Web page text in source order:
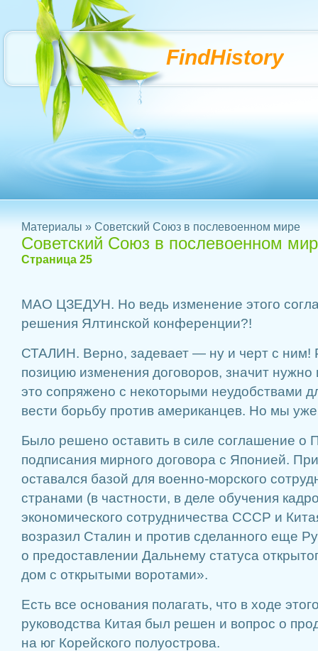
FindHistory
Материалы » Советский Союз в послевоенном мире
Советский Союз в послевоенном
Страница 25
МАО ЦЗЕДУН. Но ведь изменение этого
решения Ялтинской конференции?!
СТАЛИН. Верно, задевает — ну и черт с ним!
позицию изменения договоров, значит
это сопряжено с некоторыми неудобствами
вести борьбу против американцев. Но мы
Было решено оставить в силе соглашение о
подписания мирного договора с Японией.
оставался базой для военно-морского
странами (в частности, в деле обучения
экономического сотрудничества СССР и
возразил Сталин и против сделанного еще
о предоставлении Дальнему статуса
дом с открытыми воротами».
Есть все основания полагать, что в ходе
руководства Китая был решен и вопрос о
на юг Корейского полуострова.